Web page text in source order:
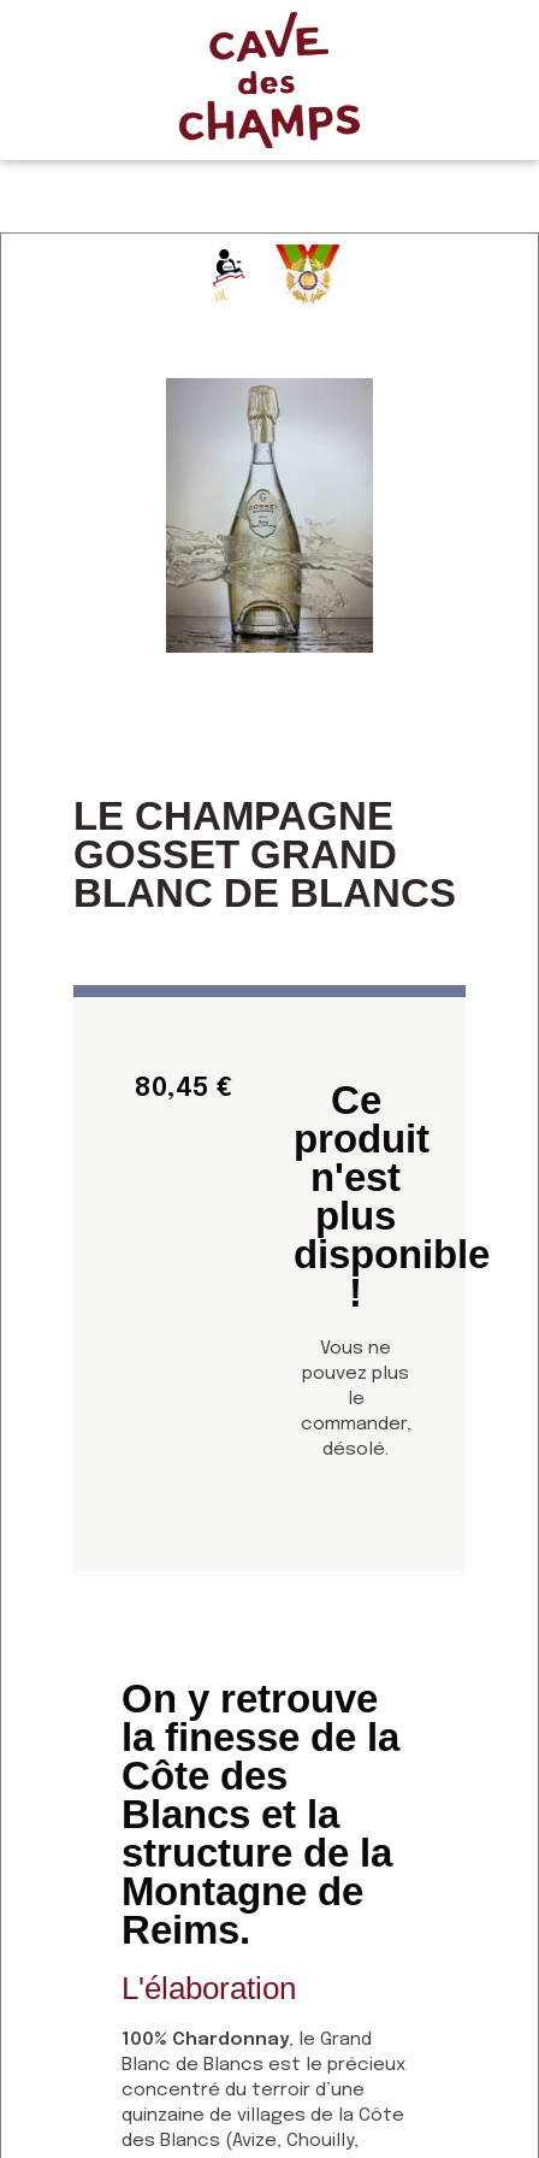
LE CHAMPAGNE
GOSSET GRAND
BLANC DE BLANCS
80,45 €
Ce
produit
n'est
plus
disponible
!
Vous ne
pouvez plus
le
commander,
désolé.
On y retrouve
la finesse de la
Côte des
Blancs et la
structure de la
Montagne de
Reims.
L'élaboration
100% Chardonnay, le Grand
Blanc de Blancs est le précieux
concentré du terroir d’une
quinzaine de villages de la Côte
des Blancs (Avize, Chouilly,